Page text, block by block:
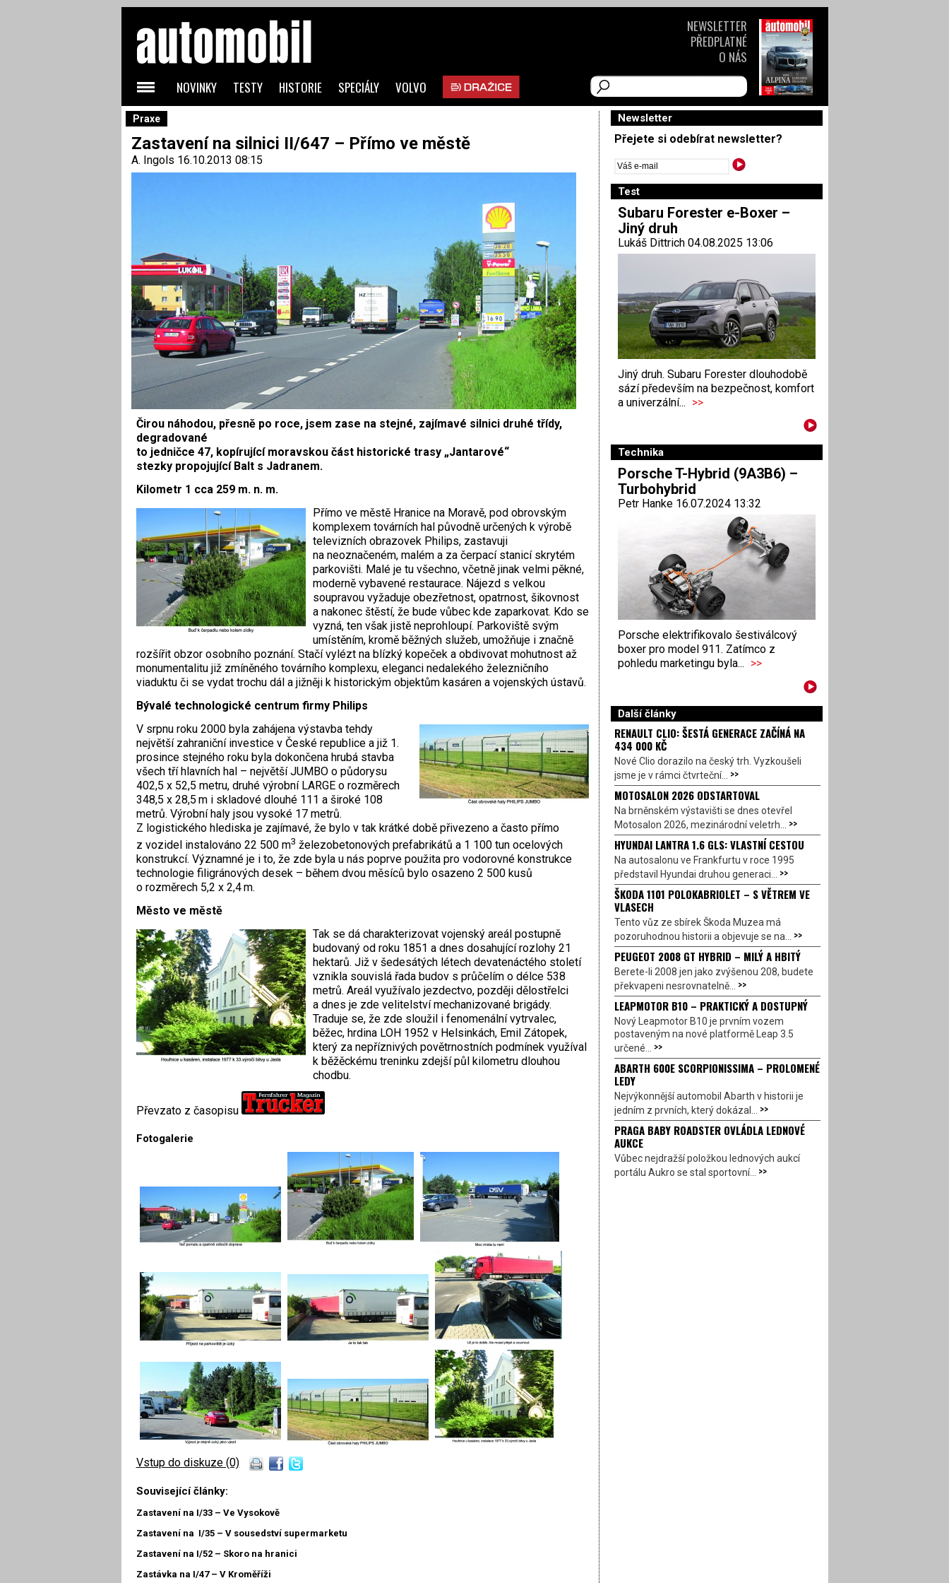
Praxe
Zastavení na silnici II/647 – Přímo ve městě
A. Ingols 16.10.2013 08:15
Čirou náhodou, přesně po roce, jsem zase na stejné, zajímavé silnici druhé třídy,
degradované
to jedničce 47, kopírující moravskou část historické trasy „Jantarové“
stezky propojující Balt s Jadranem.
Kilometr 1 cca 259 m. n. m.
Přímo ve městě Hranice na Moravě, pod obrovským
komplexem továrních hal původně určených k výrobě
televizních obrazovek Philips, zastavuji
na neoznačeném, malém a za čerpací stanicí skrytém
parkovišti. Malé je tu všechno, včetně jinak velmi pěkné,
moderně vybavené restaurace. Nájezd s velkou
soupravou vyžaduje obezřetnost, opatrnost, šikovnost
a nakonec štěstí, že bude vůbec kde zaparkovat. Kdo se
vyzná, ten však jistě neprohloupí. Parkoviště svým
umístěním, kromě běžných služeb, umožňuje i značně
rozšířit obzor osobního poznání. Stačí vylézt na blízký kopeček a obdivovat mohutnost až
monumentalitu již zmíněného továrního komplexu, eleganci nedalekého železničního
viaduktu či se vydat trochu dál a jižněji k historickým objektům kasáren a vojenských ústavů.
Bývalé technologické centrum firmy Philips
V srpnu roku 2000 byla zahájena výstavba tehdy
největší zahraniční investice v České republice a již 1.
prosince stejného roku byla dokončena hrubá stavba
všech tří hlavních hal – největší JUMBO o půdorysu
402,5 x 52,5 metru, druhé výrobní LARGE o rozměrech
348,5 x 28,5 m i skladové dlouhé 111 a široké 108
metrů. Výrobní haly jsou vysoké 17 metrů.
Z logistického hlediska je zajímavé, že bylo v tak krátké době přivezeno a často přímo
z vozidel instalováno 22 500 m3 železobetonových prefabrikátů a 1 100 tun ocelových
konstrukcí. Významné je i to, že zde byla u nás poprve použita pro vodorovné konstrukce
technologie filigránových desek – během dvou měsíců bylo osazeno 2 500 kusů
o rozměrech 5,2 x 2,4 m.
Město ve městě
Tak se dá charakterizovat vojenský areál postupně
budovaný od roku 1851 a dnes dosahující rozlohy 21
hektarů. Již v šedesátých létech devatenáctého století
vznikla souvislá řada budov s průčelím o délce 538
metrů. Areál využívalo jezdectvo, později dělostřelci
a dnes je zde velitelství mechanizované brigády.
Traduje se, že zde sloužil i fenomenální vytrvalec,
běžec, hrdina LOH 1952 v Helsinkách, Emil Zátopek,
který za nepříznivých povětrnostních podmínek využíval
k běžěckému treninku zdejší půl kilometru dlouhou
chodbu.
Převzato z časopisu
Fotogalerie
Vstup do diskuze (0)
Související články:
Zastavení na I/33 – Ve Vysokově
Zastavení na I/35 – V sousedství supermarketu
Zastavení na I/52 – Skoro na hranici
Zastávka na I/47 – V Kroměříži
Newsletter
Přejete si odebírat newsletter?
Test
Subaru Forester e-Boxer –
Jiný druh
Lukáš Dittrich 04.08.2025 13:06
Jiný druh. Subaru Forester dlouhodobě
sází především na bezpečnost, komfort
a univerzální... >>
Technika
Porsche T-Hybrid (9A3B6) –
Turbohybrid
Petr Hanke 16.07.2024 13:32
Porsche elektrifikovalo šestiválcový
boxer pro model 911. Zatímco z
pohledu marketingu byla... >>
Další články
RENAULT CLIO: ŠESTÁ GENERACE ZAČÍNÁ NA
434 000 KČ
Nové Clio dorazilo na český trh. Vyzkoušeli
jsme je v rámci čtvrteční... >>
MOTOSALON 2026 ODSTARTOVAL
Na brněnském výstavišti se dnes otevřel
Motosalon 2026, mezinárodní veletrh... >>
HYUNDAI LANTRA 1.6 GLS: VLASTNÍ CESTOU
Na autosalonu ve Frankfurtu v roce 1995
představil Hyundai druhou generaci... >>
ŠKODA 1101 POLOKABRIOLET – S VĚTREM VE
VLASECH
Tento vůz ze sbírek Škoda Muzea má
pozoruhodnou historii a objevuje se na... >>
PEUGEOT 2008 GT HYBRID – MILÝ A HBITÝ
Berete-li 2008 jen jako zvýšenou 208, budete
překvapeni nesrovnatelně... >>
LEAPMOTOR B10 – PRAKTICKÝ A DOSTUPNÝ
Nový Leapmotor B10 je prvním vozem
postaveným na nové platformě Leap 3.5
určené... >>
ABARTH 600E SCORPIONISSIMA – PROLOMENÉ
LEDY
Nejvýkonnější automobil Abarth v historii je
jedním z prvních, který dokázal... >>
PRAGA BABY ROADSTER OVLÁDLA LEDNOVÉ
AUKCE
Vůbec nejdražší položkou lednových aukcí
portálu Aukro se stal sportovní... >>
NOVINKY TESTY HISTORIE SPECIÁLY VOLVO
NEWSLETTER
PŘEDPLATNÉ
O NÁS